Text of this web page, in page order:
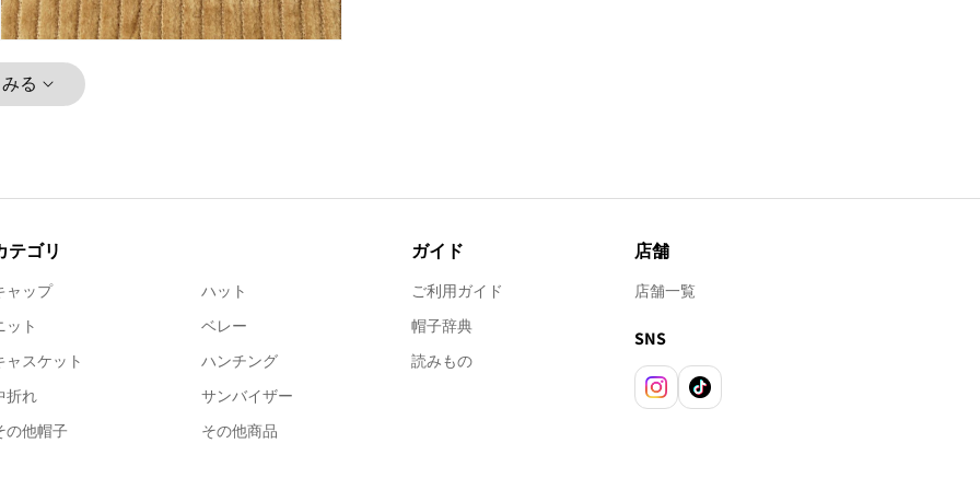
る
テゴリ
ャップ
ハット
ット
ベレー
ャスケット
ハンチング
折れ
サンバイザー
の他帽子
その他商品
ガイド
ご利用ガイド
帽子辞典
読みもの
店舗
店舗一覧
SNS
Instagram
TikTok